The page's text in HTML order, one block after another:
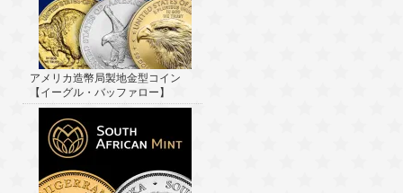
アメリカ造幣局製地金型コイン
【イーグル・バッファロー】